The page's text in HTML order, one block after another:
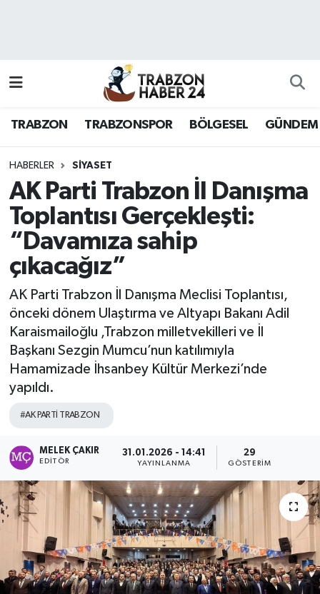
TRABZON TRABZONSPOR BÖLGESEL GÜNDEM
HABERLER SİYASET
AK Parti Trabzon İl Danışma
Toplantısı Gerçekleşti:
“Davamıza sahip
çıkacağız”
AK Parti Trabzon İl Danışma Meclisi Toplantısı,
önceki dönem Ulaştırma ve Altyapı Bakanı Adil
Karaismailoğlu ,Trabzon milletvekilleri ve İl
Başkanı Sezgin Mumcu’nun katılımıyla
Hamamizade İhsanbey Kültür Merkezi’nde
yapıldı.
#AK PARTİ TRABZON
MELEK ÇAKIR
EDITÖR
31.01.2026 - 14:41
YAYINLANMA
29
GÖSTERIM
Hava Durumu
Namaz Vakitleri
Trafik Durumu
Süper Lig Puan Durumu ve Fikstür
Tüm Manşetler
Son Dakika Haberleri
Haber Arşivi